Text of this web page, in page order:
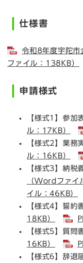
仕様書
令和8年度宇陀市
ファイル：138KB）
申請様式
【様式1】参
ル：17KB）
【様式2】業
ル：16KB）
【様式3】納
（Wordファイ
イル：46KB）
【様式4】誓約
18KB）
【様式5】質問
16KB）
【様式6】辞退